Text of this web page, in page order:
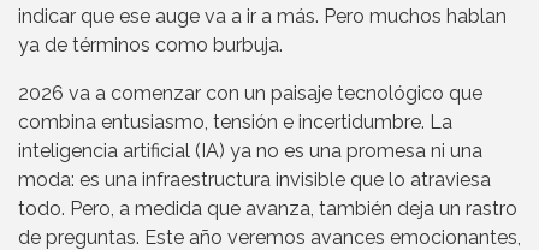
indicar que ese auge va a ir a más. Pero muchos hablan
ya de términos como burbuja.
2026 va a comenzar con un paisaje tecnológico que
combina entusiasmo, tensión e incertidumbre. La
inteligencia artificial (IA) ya no es una promesa ni una
moda: es una infraestructura invisible que lo atraviesa
todo. Pero, a medida que avanza, también deja un rastro
de preguntas. Este año veremos avances emocionantes,